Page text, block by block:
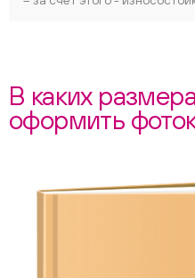
В каких
оформить